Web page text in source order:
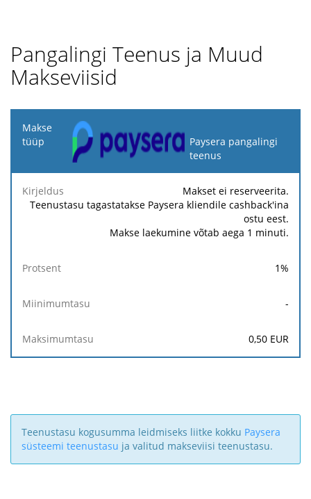
Pangalingi Teenus ja Muud
Makseviisid
Makse
tüüp
Kirjeldus Protsent Miinimumtasu Maksimumtasu
Paysera pangalingi
teenus
Makset ei reserveerita.
Teenustasu tagastatakse Paysera kliendile cashback'ina
ostu eest.
Makse laekumine võtab aega 1 minuti.
1%
-
0,50 EUR
Teenustasu kogusumma leidmiseks liitke kokku Paysera
süsteemi teenustasu ja valitud makseviisi teenustasu.